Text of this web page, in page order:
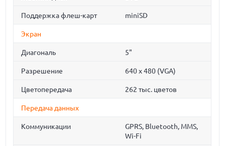
Поддержка флеш-карт miniSD
Экран
Диагональ 5"
Разрешение 640 x 480 (VGA)
Цветопередача 262 тыс. цветов
Передача данных
Коммуникации
GPRS, Bluetooth, MMS,
Wi-Fi